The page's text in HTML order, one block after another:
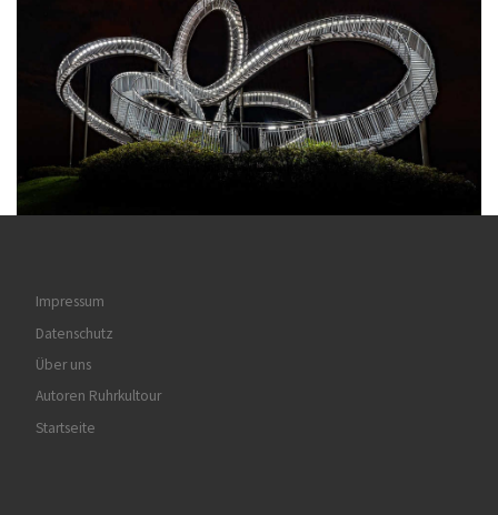
Impressum
Datenschutz
Über uns
Autoren Ruhrkultour
Startseite